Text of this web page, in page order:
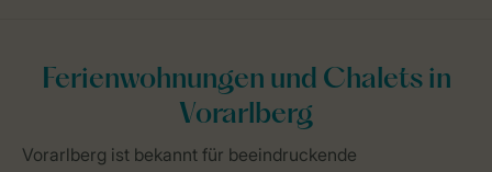
Ferienwohnungen und Chalets in
Vorarlberg
Vorarlberg ist bekannt für beeindruckende